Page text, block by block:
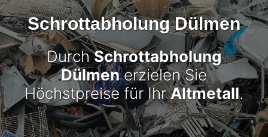
Schrottabholung Dülmen
DurchSchrottabholung
Dülmenerzielen Sie
Höchstpreise für IhrAltmetall.